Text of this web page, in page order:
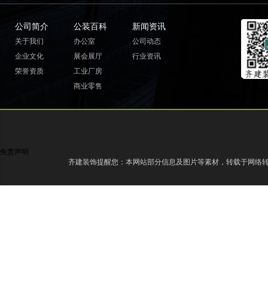
公司简介
关于我们
企业文化
荣誉资质
公装百科
办公室
展会展厅
工业厂房
商业零售
新闻资讯
公司动态
行业资讯
免责声明
齐建装饰提醒您：本网站部分信息及图片等素材，转载于网络